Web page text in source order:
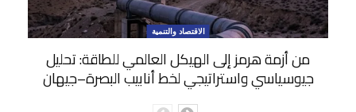
الاقتصاد والتنمية
من أزمة هرمز إلى الهيكل العالمي للطاقة: تحليل
جيوسياسي واستراتيجي لخط أنابيب البصرة–جيهان